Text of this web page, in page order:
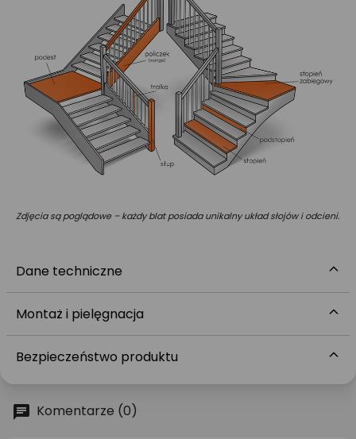
Zdjęcia są poglądowe – każdy blat posiada unikalny układ słojów i odcieni.
Dane techniczne
Montaż i pielęgnacja
Bezpieczeństwo produktu
Komentarze (0)